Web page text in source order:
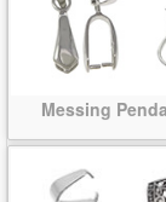
Messing